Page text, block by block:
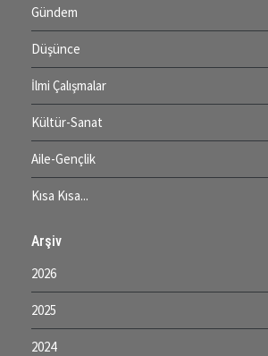
Gündem
Düşünce
İlmi Çalışmalar
Kültür-Sanat
Aile-Gençlik
Kısa Kısa...
Arşiv
2026
2025
2024